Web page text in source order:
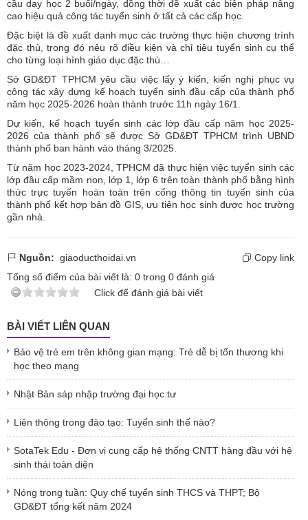
cầu dạy học 2 buổi/ngày, đồng thời đề xuất các biện pháp nâng
cao hiệu quả công tác tuyển sinh ở tất cả các cấp học.
Đặc biệt là đề xuất danh mục các trường thực hiện chương trình
đặc thù, trong đó nêu rõ điều kiện và chỉ tiêu tuyển sinh cụ thể
cho từng loại hình giáo dục đặc thù…
Sở GD&ĐT TPHCM yêu cầu việc lấy ý kiến, kiến nghị phục vụ
công tác xây dựng kế hoạch tuyển sinh đầu cấp của thành phố
năm học 2025-2026 hoàn thành trước 11h ngày 16/1.
Dự kiến, kế hoạch tuyển sinh các lớp đầu cấp năm học 2025-
2026 của thành phố sẽ được Sở GD&ĐT TPHCM trình UBND
thành phố ban hành vào tháng 3/2025.
Từ năm học 2023-2024, TPHCM đã thực hiện việc tuyển sinh các
lớp đầu cấp mầm non, lớp 1, lớp 6 trên toàn thành phố bằng hình
thức trực tuyến hoàn toàn trên cổng thông tin tuyển sinh của
thành phố kết hợp bản đồ GIS, ưu tiên học sinh được học trường
gần nhà.
Nguồn: giaoducthoidai.vn
Copy link
Tổng số điểm của bài viết là: 0 trong 0 đánh giá
Click để đánh giá bài viết
BÀI VIẾT LIÊN QUAN
Bảo vệ trẻ em trên không gian mạng: Trẻ dễ bị tổn thương khi
học theo mạng
Nhật Bản sáp nhập trường đại học tư
Liên thông trong đào tạo: Tuyển sinh thế nào?
SotaTek Edu - Đơn vị cung cấp hệ thống CNTT hàng đầu với hệ
sinh thái toàn diện
Nóng trong tuần: Quy chế tuyển sinh THCS và THPT; Bộ
GD&ĐT tổng kết năm 2024